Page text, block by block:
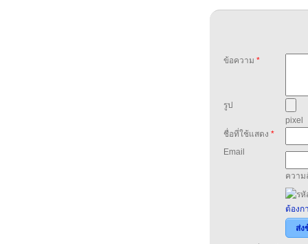
ข้อความ *
รูป
pixel
ชื่อที่ใช้แสดง *
Email
ความ
ต้องก
ส่ง